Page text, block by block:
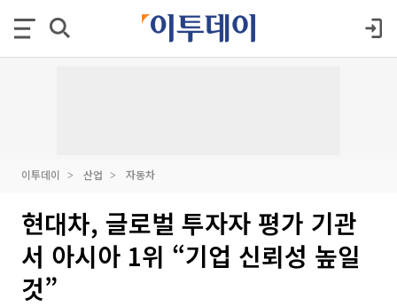
이투데이 산업 자동차
현대차, 글로벌 투자자 평가 기관
서 아시아 1위 “기업 신뢰성 높일
것”